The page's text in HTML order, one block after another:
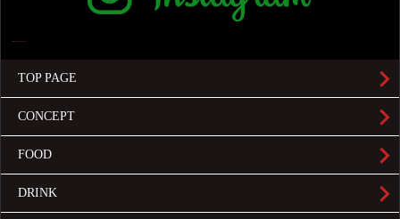
TOP PAGE
CONCEPT
FOOD
DRINK